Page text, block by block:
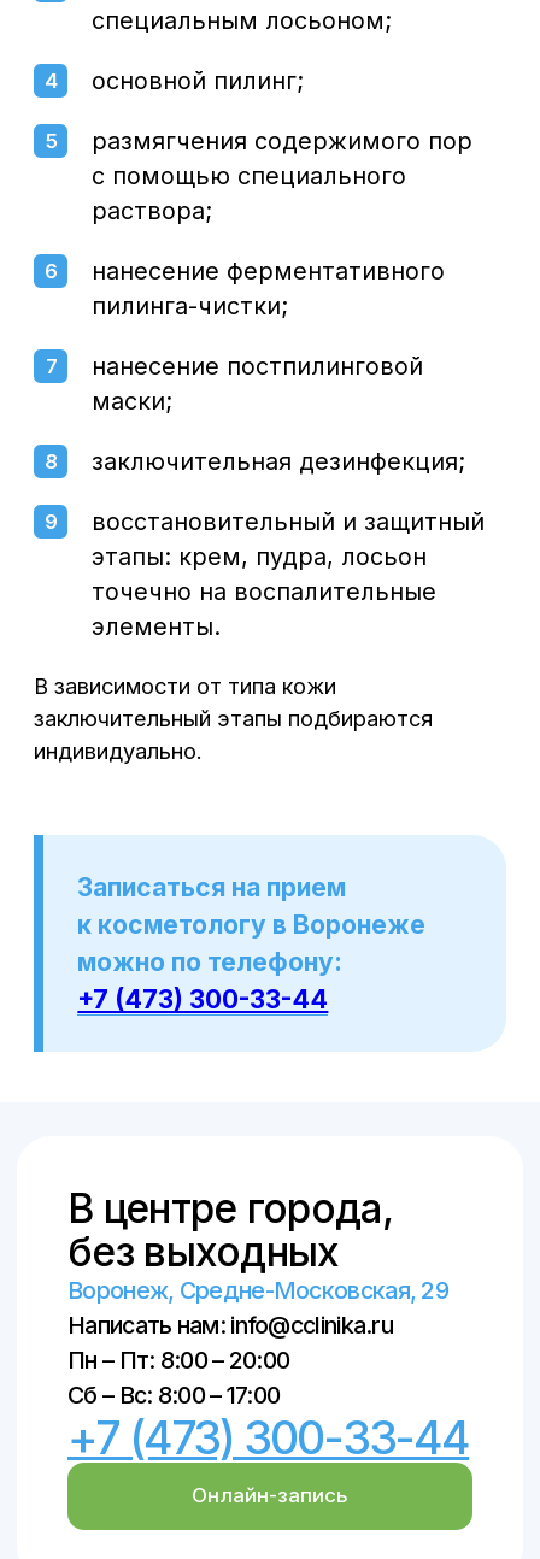
В центре города,
без выходных
Воронеж, Средне-Московская, 29
Написать нам: info@cclinika.ru
Сб – Вс: 8:00 – 17:00
+7 (473) 300-33-44
ИМЕЮТСЯ ПРОТИВОПОКАЗАНИЯ.
СПЕЦИАЛИСТА
Материалы, размещенные на данном
сайте, носят информационный характер
и предназначены для образовательных
целей. Посетители сайта не должны
ПОЛЬЗОВАТЕЛЬСКОЕ СОГЛАШЕНИЕ
© ООО «Центральная клиника», 2018–
2026
© Создание сайта и продвижение –
SpaceMilk, 2019–2026
© Создание авторских статей – Ксения
Вобликова, 2018–2026